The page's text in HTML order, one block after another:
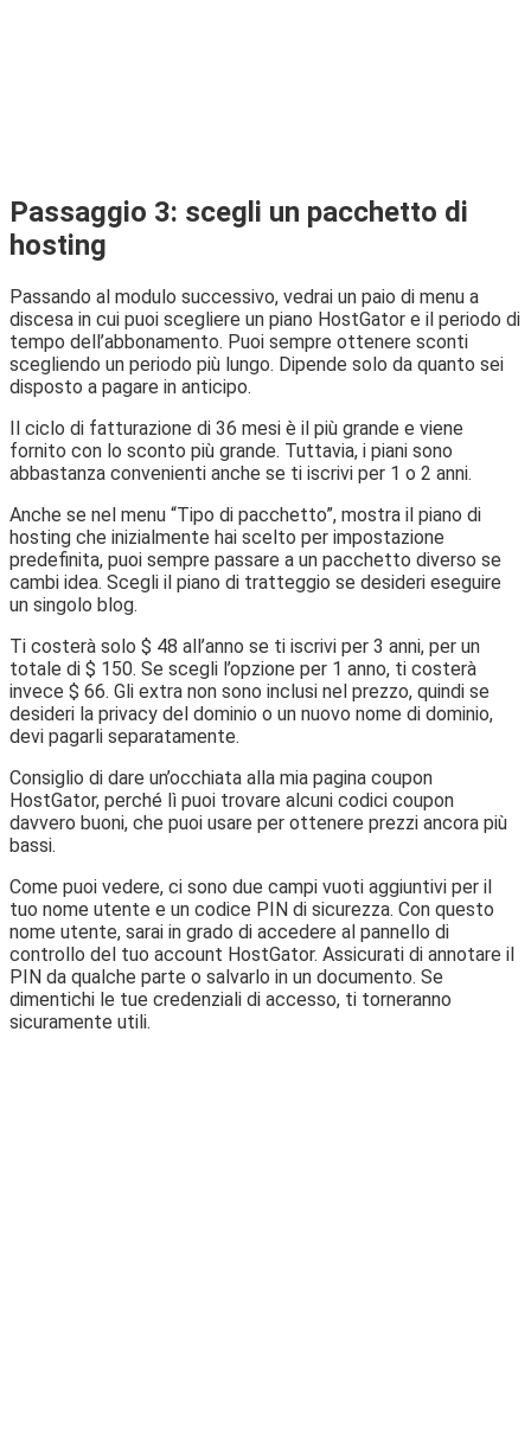
Passaggio 3: scegli un pacchetto di
hosting
Passando al modulo successivo, vedrai un paio di menu a
discesa in cui puoi scegliere un piano HostGator e il periodo di
tempo dell’abbonamento. Puoi sempre ottenere sconti
scegliendo un periodo più lungo. Dipende solo da quanto sei
disposto a pagare in anticipo.
Il ciclo di fatturazione di 36 mesi è il più grande e viene
fornito con lo sconto più grande. Tuttavia, i piani sono
abbastanza convenienti anche se ti iscrivi per 1 o 2 anni.
Anche se nel menu “Tipo di pacchetto”, mostra il piano di
hosting che inizialmente hai scelto per impostazione
predefinita, puoi sempre passare a un pacchetto diverso se
cambi idea. Scegli il piano di tratteggio se desideri eseguire
un singolo blog.
Ti costerà solo $ 48 all’anno se ti iscrivi per 3 anni, per un
totale di $ 150. Se scegli l’opzione per 1 anno, ti costerà
invece $ 66. Gli extra non sono inclusi nel prezzo, quindi se
desideri la privacy del dominio o un nuovo nome di dominio,
devi pagarli separatamente.
Consiglio di dare un’occhiata alla mia pagina coupon
HostGator, perché lì puoi trovare alcuni codici coupon
davvero buoni, che puoi usare per ottenere prezzi ancora più
bassi.
Come puoi vedere, ci sono due campi vuoti aggiuntivi per il
tuo nome utente e un codice PIN di sicurezza. Con questo
nome utente, sarai in grado di accedere al pannello di
controllo del tuo account HostGator. Assicurati di annotare il
PIN da qualche parte o salvarlo in un documento. Se
dimentichi le tue credenziali di accesso, ti torneranno
sicuramente utili.